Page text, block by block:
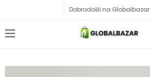
Dobrodošli na Globalbazar